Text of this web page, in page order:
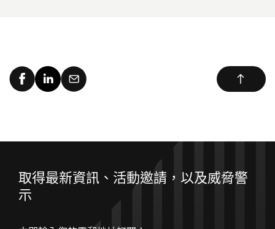
取得最新資訊、活動邀請，以及威脅警
示